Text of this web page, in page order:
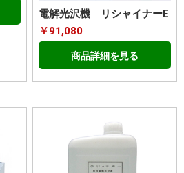
電解光沢機 リシャイナーE
￥91,080
商品詳細を見る